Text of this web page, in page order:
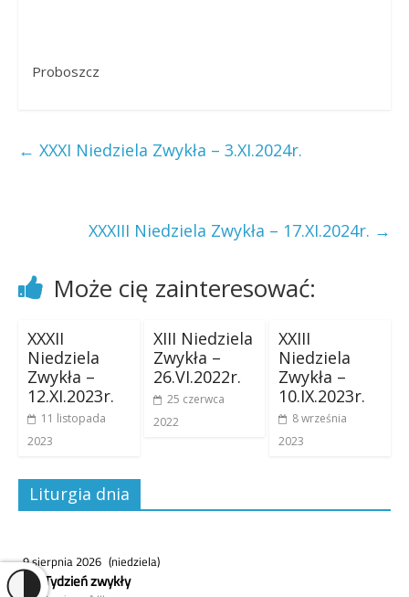
Proboszcz
← XXXI Niedziela Zwykła – 3.XI.2024r.
XXXIII Niedziela Zwykła – 17.XI.2024r. →
Może cię zainteresować:
XXXII
Niedziela
Zwykła –
12.XI.2023r.
11 listopada
2023
XIII Niedziela
Zwykła –
26.VI.2022r.
25 czerwca
2022
XXIII
Niedziela
Zwykła –
10.IX.2023r.
8 września
2023
Liturgia dnia